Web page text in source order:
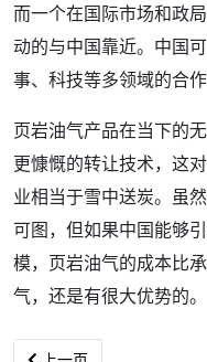
而一个在国际市场和政
动的与中国靠近。中国
事、科技等多领域的合
页岩油气产品在当下的
更慷慨的转让技术，这
业相当于雪中送炭。虽
可图，但如果中国能够
模，页岩油气的成本比
气，还是有很大优势的。